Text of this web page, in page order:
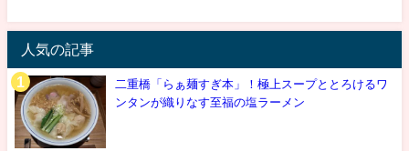
人気の記事
二重橋「らぁ麺すぎ本」！極上スープととろけるワ
ンタンが織りなす至福の塩ラーメン